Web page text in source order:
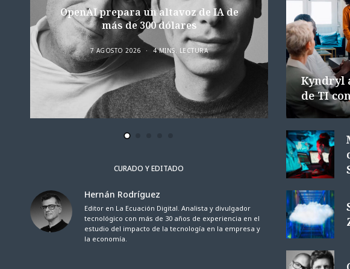
OpenAI prepara un altavoz de IA de
más de 300 dólares
7 AGOSTO 2026 4 MINS. LECTURA
Las
la
6
CURADO Y EDITADO
Hernán Rodríguez
Editor en La Ecuación Digital. Analista y divulgador
tecnológico con más de 30 años de experiencia en el
estudio del impacto de la tecnología en la empresa y
la economía.
Kyndryl
de TI